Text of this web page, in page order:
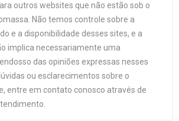
outros websites que não estão sob o
Não temos controle sobre a
e a disponibilidade desses sites, e a
implica necessariamente uma
das opiniões expressas nesses
ou esclarecimentos sobre o
entre em contato conosco através de